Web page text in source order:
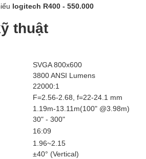
logitech R400 - 550.000
thuật
SVGA 800x600
3800 ANSI Lumens
22000:1
F=2.56-2.68, f=22-24.1 mm
1.19m-13.11m(100" @3.98m)
30" - 300"
16:09
1.96~2.15
±40° (Vertical)